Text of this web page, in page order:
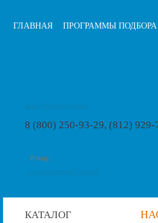
ГЛАВНАЯ ПРОГРАММЫ
8 (800) 250-93-29, (812) 929-
КАТАЛОГ